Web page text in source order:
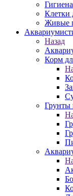
Клетки
Живые
Назад
Корм
Грунты